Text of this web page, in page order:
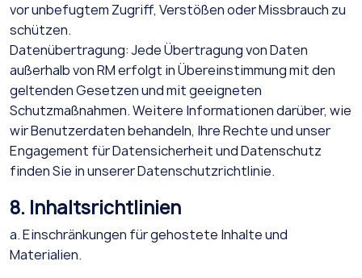
vor unbefugtem Zugriff, Verstößen oder Missbrauch zu
schützen.
Datenübertragung: Jede Übertragung von Daten
außerhalb von RM erfolgt in Übereinstimmung mit den
geltenden Gesetzen und mit geeigneten
Schutzmaßnahmen. Weitere Informationen darüber, wie
wir Benutzerdaten behandeln, Ihre Rechte und unser
Engagement für Datensicherheit und Datenschutz
finden Sie in unserer Datenschutzrichtlinie.
8. Inhaltsrichtlinien
a. Einschränkungen für gehostete Inhalte und
Materialien.